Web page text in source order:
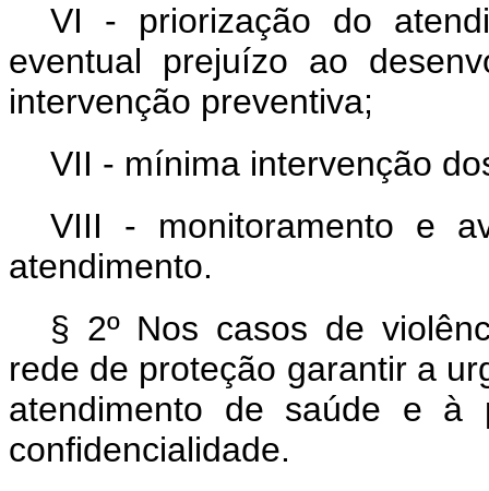
VI - priorização do
eventual prejuízo ao
intervenção preventiva;
VII - mínima intervenção
VIII - monitoramento e
atendimento.
§ 2º Nos casos de
rede de proteção garantir a
atendimento de saúde e à
confidencialidade.